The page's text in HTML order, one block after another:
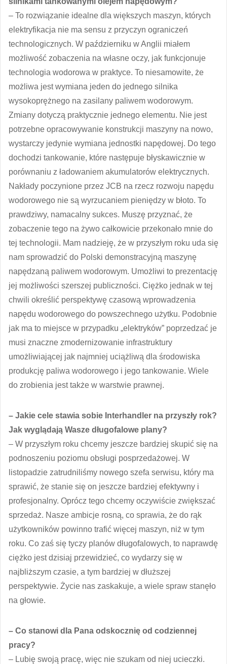
– To rozwiązanie idealne dla większych maszyn, których
elektryfikacja nie ma sensu z przyczyn ograniczeń
technologicznych. W październiku w Anglii miałem
możliwość zobaczenia na własne oczy, jak funkcjonuje
technologia wodorowa w praktyce. To niesamowite, że
możliwa jest wymiana jeden do jednego silnika
wysokoprężnego na zasilany paliwem wodorowym.
Zmiany dotyczą praktycznie jednego elementu. Nie jest
potrzebne opracowywanie konstrukcji maszyny na nowo,
wystarczy jedynie wymiana jednostki napędowej. Do tego
dochodzi tankowanie, które następuje błyskawicznie w
porównaniu z ładowaniem akumulatorów elektrycznych.
Nakłady poczynione przez JCB na rzecz rozwoju napędu
wodorowego nie są wyrzucaniem pieniędzy w błoto. To
prawdziwy, namacalny sukces. Muszę przyznać, że
zobaczenie tego na żywo całkowicie przekonało mnie do
tej technologii. Mam nadzieję, że w przyszłym roku uda się
nam sprowadzić do Polski demonstracyjną maszynę
napędzaną paliwem wodorowym. Umożliwi to prezentację
jej możliwości szerszej publiczności. Ciężko jednak w tej
chwili określić perspektywę czasową wprowadzenia
napędu wodorowego do powszechnego użytku. Podobnie
jak ma to miejsce w przypadku „elektryków” poprzedzać je
musi znaczne zmodernizowanie infrastruktury
umożliwiającej jak najmniej uciążliwą dla środowiska
produkcję paliwa wodorowego i jego tankowanie. Wiele
do zrobienia jest także w warstwie prawnej.
– Jakie cele stawia sobie Interhandler na przyszły rok?
Jak wyglądają Wasze długofalowe plany?
– W przyszłym roku chcemy jeszcze bardziej skupić się na
podnoszeniu poziomu obsługi posprzedażowej. W
listopadzie zatrudniliśmy nowego szefa serwisu, który ma
sprawić, że stanie się on jeszcze bardziej efektywny i
profesjonalny. Oprócz tego chcemy oczywiście zwiększać
sprzedaż. Nasze ambicje rosną, co sprawia, że do rąk
użytkowników powinno trafić więcej maszyn, niż w tym
roku. Co zaś się tyczy planów długofalowych, to naprawdę
ciężko jest dzisiaj przewidzieć, co wydarzy się w
najbliższym czasie, a tym bardziej w dłuższej
perspektywie. Życie nas zaskakuje, a wiele spraw stanęło
na głowie.
– Co stanowi dla Pana odskocznię od codziennej
pracy?
– Lubię swoją pracę, więc nie szukam od niej ucieczki.